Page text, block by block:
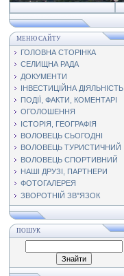
МЕНЮ САЙТУ
ГОЛОВНА СТОРІНКА
СЕЛИЩНА РАДА
ДОКУМЕНТИ
ІНВЕСТИЦІЙНА ДІЯЛЬНІСТЬ
ПОДІЇ, ФАКТИ, КОМЕНТАРІ
ОГОЛОШЕННЯ
ІСТОРІЯ, ГЕОГРАФІЯ
ВОЛОВЕЦЬ СЬОГОДНІ
ВОЛОВЕЦЬ ТУРИСТИЧНИЙ
ВОЛОВЕЦЬ СПОРТИВНИЙ
НАШІ ДРУЗІ, ПАРТНЕРИ
ФОТОГАЛЕРЕЯ
ЗВОРОТНІЙ ЗВ"ЯЗОК
ПОШУК